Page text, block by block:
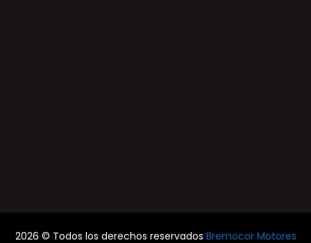
2026 © Todos los derechos reservados Bremocor Motores